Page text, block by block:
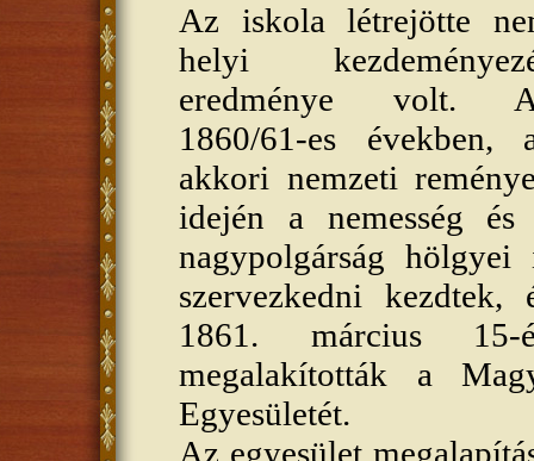
Az iskola létrejötte
helyi
eredménye volt.
1860/61-es években,
akkori nemzeti
idején a nemesség és
nagypolgárság hölgyei
szervezkedni kezdtek,
1861. március 15-
megalakították a
Egyesületét.
Az egyesület